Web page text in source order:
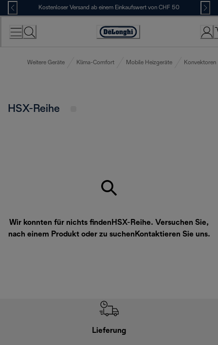
Skip
to
Content
Kostenloser Versand ab einem Einkaufswert von CHF 50
Erklärung
Zugänglichkeit
Weitere Geräte Klima-Comfort Mobile Heizgeräte Konvektoren
HSX-Reihe
Wir konnten für nichts findenHSX-Reihe. Versuchen Sie,
nach einem Produkt oder zu suchen Kontaktieren Sie uns.
Lieferung